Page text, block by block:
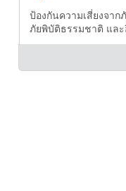
ป้องกันความเสี่ยงจา
ภัยพิบัติธรรมชาติ แล